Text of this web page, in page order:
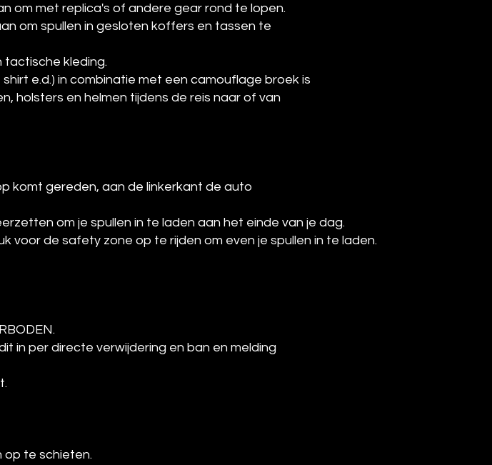
om met replica's of andere gear rond te lopen.
om spullen in gesloten koffers en tassen te
tactische kleding.
e.d.) in combinatie met een camouflage broek is
holsters en helmen tijdens de reis naar of van
komt gereden, aan de linkerkant de auto
om je spullen in te laden aan het einde van je dag.
de safety zone op te rijden om even je spullen in te laden.
in per directe verwijdering en ban en melding
op te schieten.